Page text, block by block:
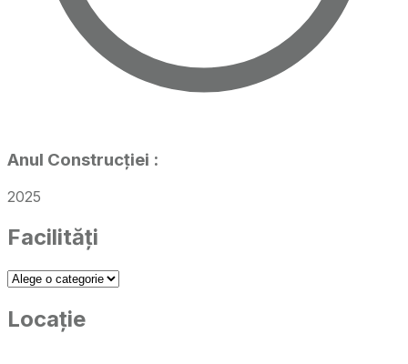
Anul Construcției :
2025
Facilități
Locație